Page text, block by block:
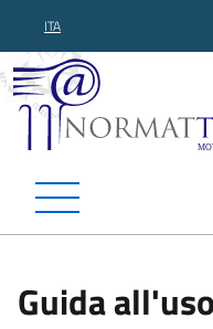
ITA
Guida all'uso